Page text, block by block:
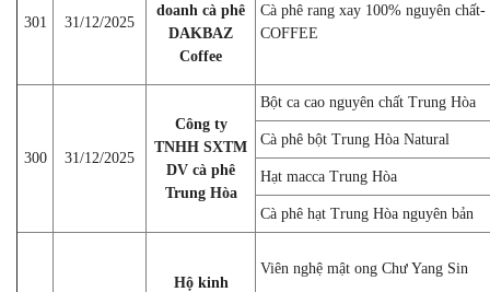
301 31/12/2025
doanh cà phê
DAKBAZ
Coffee
Cà phê rang xay 100% nguyên
COFFEE
300 31/12/2025
Công ty
TNHH SXTM
DV cà phê
Trung Hòa
Bột ca cao nguyên chất Trung Hòa
Cà phê bột Trung Hòa Natural
Hạt macca Trung Hòa
Cà phê hạt Trung Hòa nguyên bản
Hộ kinh
Viên nghệ mật ong Chư Yang Sin